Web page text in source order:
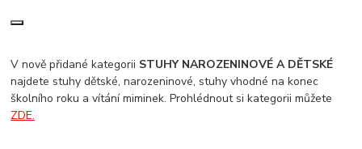
V nově přidané kategorii STUHY NAROZENINOVÉ A DĚTSKÉ
najdete stuhy dětské, narozeninové, stuhy vhodné na konec
školního roku a vítání miminek. Prohlédnout si kategorii můžete
ZDE.